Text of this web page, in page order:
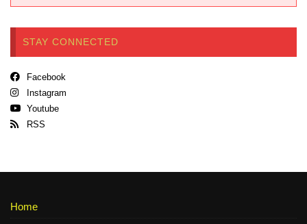
STAY CONNECTED
Facebook
Instagram
Youtube
RSS
Home